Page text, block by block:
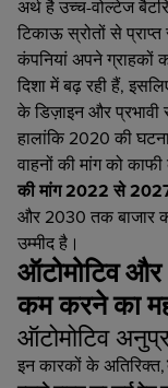
अर्थ है उच्च-वोल्टेज
टिकाऊ स्रोतों से प्राप्त
कंपनियां अपने ग्राहकों
दिशा में बढ़ रही हैं,
के डिज़ाइन और प्रभावी
हालांकि 2020 की
वाहनों की मांग को
की मांग 2022 से
और 2030 तक बाजार
उम्मीद है।
ऑटोमोटिव
कम करने का
ऑटोमोटिव
इन कारकों के अतिरिक्त,